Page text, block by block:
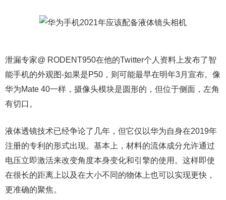
泄漏专家@ RODENT950在他的Twitter个人资料上发布了智
能手机的外观图-如果是P50，则可能最早在明年3月宣布。像
华为Mate 40一样，摄像头模块是圆形的，但位于侧面，左角
有切口。
液体透镜技术已经争论了几年，但它仅以华为自身在2019年
注册的专利的形式出现。基本上，材料的流体成分允许通过
电压立即激活来改变角度本身变化和引擎的使用。这样即使
在很长的距离上以及在大小不同的物体上也可以实现更快，
更准确的聚焦。